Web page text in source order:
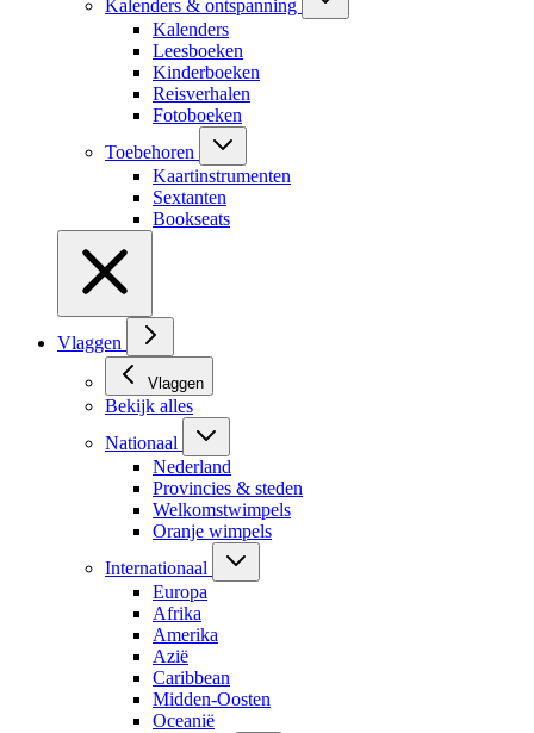
Kalenders & ontspanning
Kalenders
Leesboeken
Kinderboeken
Reisverhalen
Fotoboeken
Toebehoren
Kaartinstrumenten
Sextanten
Bookseats
Vlaggen
Vlaggen
Bekijk alles
Nationaal
Nederland
Provincies & steden
Welkomstwimpels
Oranje wimpels
Internationaal
Europa
Afrika
Amerika
Azië
Caribbean
Midden-Oosten
Oceanië